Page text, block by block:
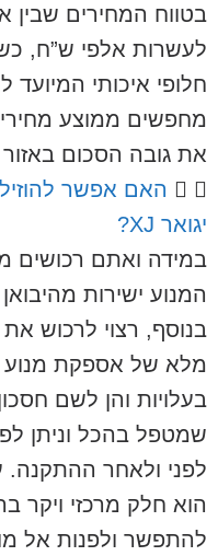
בטווח המחירים שבין
לעשרות אלפי ש”ח,
חלופי איכותי
מחפשים ממוצע
את גובה הסכום באזור ה-
האם אפשר
יגואר XJ?
במידה ואתם רכושים
המנוע ישירות
בנוסף, רצוי לרכוש
מלא של אספקת מנוע
בעלויות והן לשם
שמטפל בהכל וניתן
לפני ולאחר ההתקנה.
הוא חלק מרכזי ויקר
להתפשר ולפנות אל